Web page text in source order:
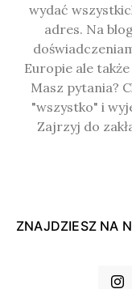
wydać
adres. Na
Europie ale
Masz pytania?
"wszystko" i
Zajrzyj do
ZNAJDZIESZ NA